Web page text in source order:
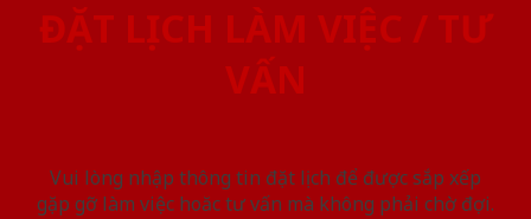
ĐẶT LỊCH LÀM VIỆC / TƯ
VẤN
Vui lòng nhập thông tin đặt lịch để được sắp xếp
gặp gỡ làm việc hoăc tư vấn mà không phải chờ đợi.